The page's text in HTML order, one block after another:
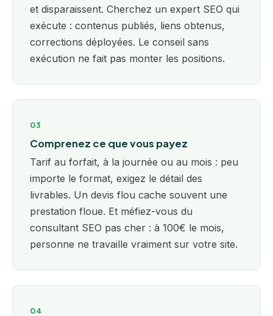
et disparaissent. Cherchez un expert SEO qui
exécute : contenus publiés, liens obtenus,
corrections déployées. Le conseil sans
exécution ne fait pas monter les positions.
03
Comprenez ce que vous payez
Tarif au forfait, à la journée ou au mois : peu
importe le format, exigez le détail des
livrables. Un devis flou cache souvent une
prestation floue. Et méfiez-vous du
consultant SEO pas cher : à 100€ le mois,
personne ne travaille vraiment sur votre site.
04